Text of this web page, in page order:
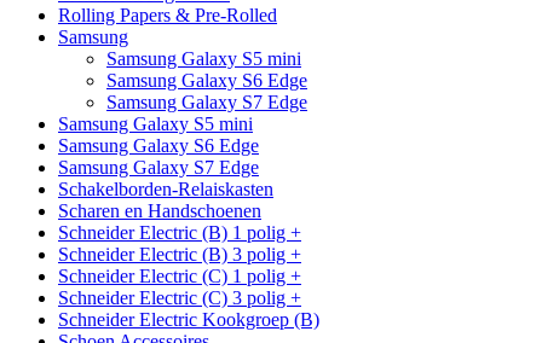
Rolling Papers & Pre-Rolled
Samsung
Samsung Galaxy S5 mini
Samsung Galaxy S6 Edge
Samsung Galaxy S7 Edge
Samsung Galaxy S5 mini
Samsung Galaxy S6 Edge
Samsung Galaxy S7 Edge
Schakelborden-Relaiskasten
Scharen en Handschoenen
Schneider Electric (B) 1 polig +
Schneider Electric (B) 3 polig +
Schneider Electric (C) 1 polig +
Schneider Electric (C) 3 polig +
Schneider Electric Kookgroep (B)